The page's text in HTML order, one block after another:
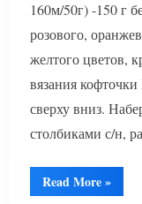
160м/50г) -150 г
розового,
желтого цветов,
вязания
сверху вниз.
столбиками с/н,
Read More
для
»